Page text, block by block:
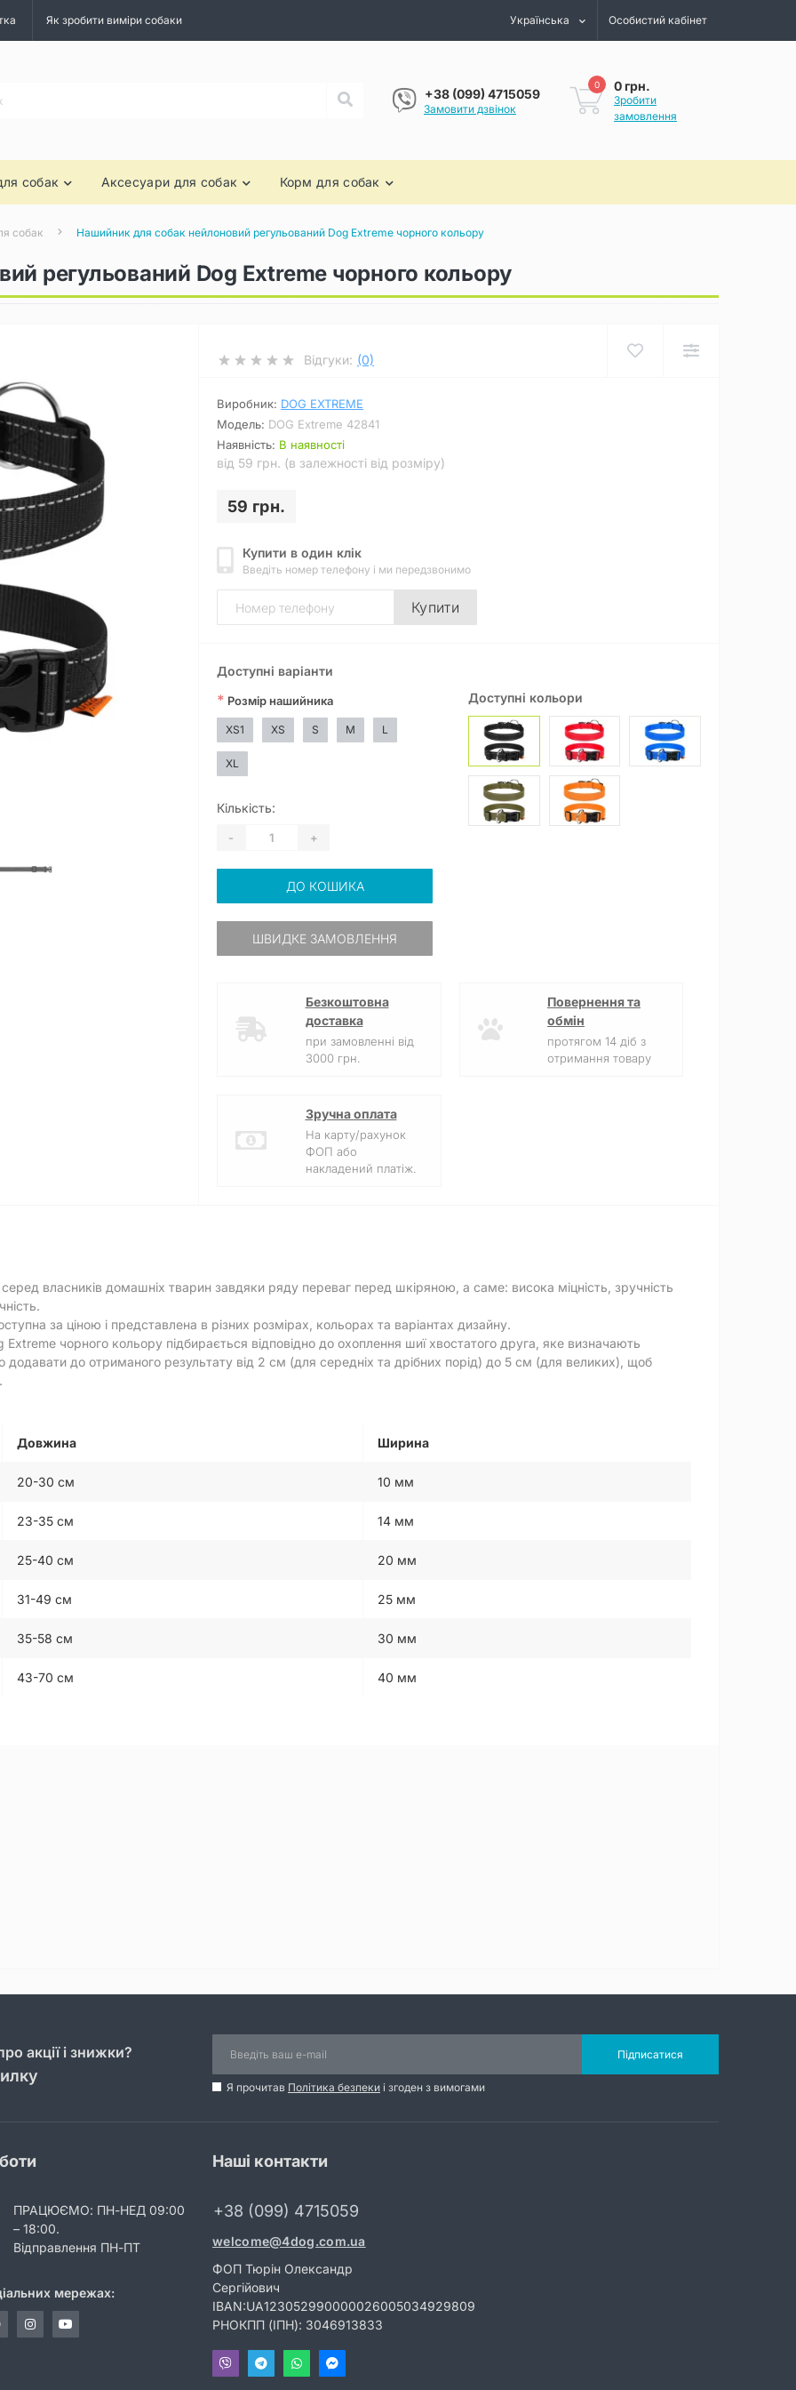
Як зробити виміри собаки Українська Особистий кабінет
+38 (099) 4715059
Замовити дзвінок
0 0 грн.
Зробити
замовлення
собак Аксесуари для собак Корм для собак
собак Нашийник для собак нейлоновий регульований Dog Extremе чорного кольору
регульований Dog Extremе чорного кольору
Відгуки: (0)
Виробник: DOG EXTREME
Модель: DOG Extreme 42841
Наявність: В наявності
від 59 грн. (в залежності від розміру)
59 грн.
Купити в один клік
Введіть номер телефону і ми передзвонимо
Купити
Доступні кольори
Доступні варіанти
* Розмір нашийника
XS1 XS S M L
XL
Кількість:
- +
ДО КОШИКА
ШВИДКЕ ЗАМОВЛЕННЯ
Безкоштовна
доставка
при замовленні від
3000 грн.
Повернення та
обмін
протягом 14 діб з
отримання товару
Зручна оплата
На карту/рахунок
ФОП або
накладений платіж.
власників домашніх тварин завдяки ряду переваг перед шкіряною, а саме: висока міцність, зручність
за ціною і представлена ​​в різних розмірах, кольорах та варіантах дизайну.
чорного кольору підбирається відповідно до охоплення шиї хвостатого друга, яке визначають
до отриманого результату від 2 см (для середніх та дрібних порід) до 5 см (для великих), щоб
Довжина Ширина
20-30 см 10 мм
23-35 см 14 мм
25-40 см 20 мм
31-49 см 25 мм
35-58 см 30 мм
43-70 см 40 мм
акції і знижки? Підписатися
Я прочитав Політика безпеки і згоден з вимогами
ПРАЦЮЄМО: ПН-НЕД 09:00
– 18:00.
Відправлення ПН-ПТ
мережах:
Наші контакти
+38 (099) 4715059
welcome@4dog.com.ua
ФОП Тюрін Олександр
Сергійович
IBAN:UA123052990000026005034929809
РНОКПП (ІПН): 3046913833